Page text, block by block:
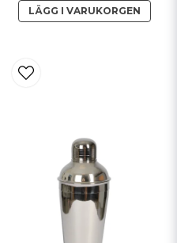
LÄGG I VARUKORGEN